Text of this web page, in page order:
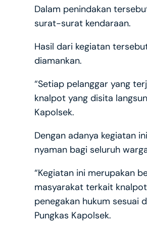
Dalam penindakan
surat-surat kendaraan.
Hasil dari kegiatan
diamankan.
“Setiap pelanggar yang
knalpot yang disita
Kapolsek.
Dengan adanya kegiatan
nyaman bagi seluruh
“Kegiatan ini merupakan
masyarakat terkait
penegakan hukum sesuai
Pungkas Kapolsek.